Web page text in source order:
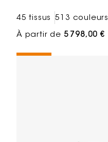
45 tissus 513 couleurs
À partir de 5 798,00 €